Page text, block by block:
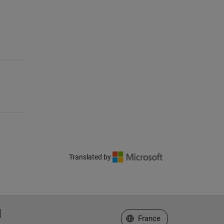
Translated by
Sélectionner un site web
France